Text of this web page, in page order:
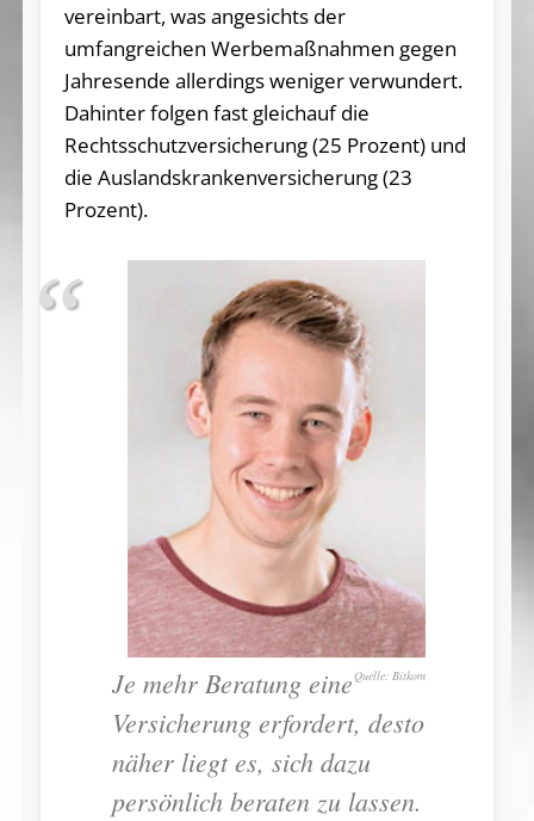
vereinbart, was angesichts der
umfangreichen Werbemaßnahmen gegen
Jahresende allerdings weniger verwundert.
Dahinter folgen fast gleichauf die
Rechtsschutzversicherung (25 Prozent) und
die Auslandskrankenversicherung (23
Prozent).
Bitkom
Je mehr Beratung eine
Versicherung erfordert, desto
näher liegt es, sich dazu
persönlich beraten zu lassen.